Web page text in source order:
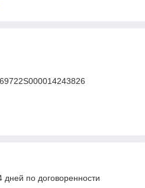
дней по договоренности